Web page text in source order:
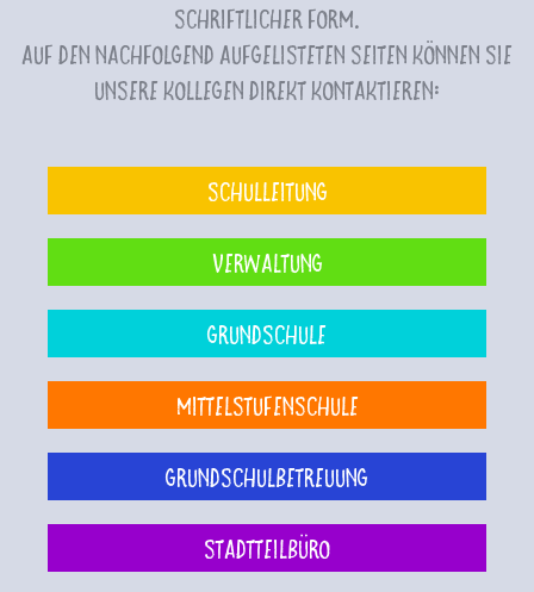
schriftlicher Form.
Auf den nachfolgend aufgelisteten Seiten können Sie
unsere Kollegen direkt kontaktieren:
Schulleitung
Verwaltung
Grundschule
Mittelstufenschule
Grundschulbetreuung
Stadtteilbüro